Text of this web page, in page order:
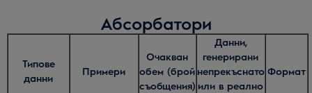
Абсорбатори
Типове
данни
Примери
Очакван
обем (брой
съобщения)
Данни,
генерирани
непрекъснато
или в реално
Формат